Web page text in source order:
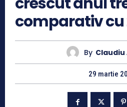
comparativ cu
By
29 martie